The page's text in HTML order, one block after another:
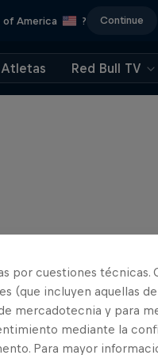
of America ? Continue
Atletas Red Bull TV
por cuestiones técnicas.
(que incluyen aquellas de
mercadotecnia y para
mediante la
Para mayor